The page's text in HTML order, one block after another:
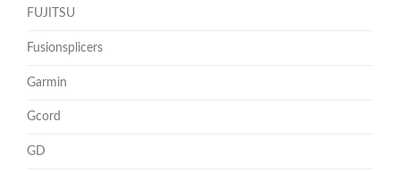
FUJITSU
Fusionsplicers
Garmin
Gcord
GD